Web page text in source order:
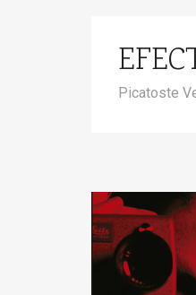
Picatoste